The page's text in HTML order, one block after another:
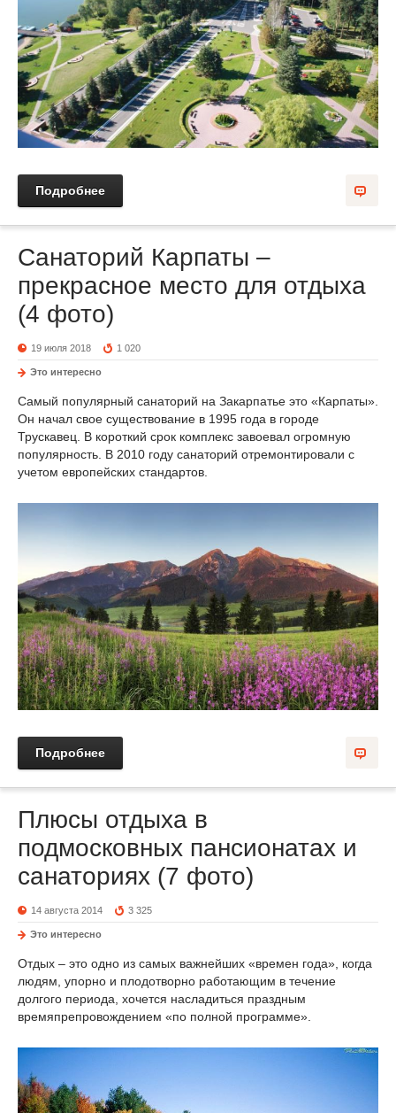
Подробнее
Санаторий Карпаты –
прекрасное место для отдыха
(4 фото)
19 июля 2018 1 020
Это интересно
Самый популярный санаторий на Закарпатье это «Карпаты».
Он начал свое существование в 1995 года в городе
Трускавец. В короткий срок комплекс завоевал огромную
популярность. В 2010 году санаторий отремонтировали с
учетом европейских стандартов.
Подробнее
Плюсы отдыха в
подмосковных пансионатах и
санаториях (7 фото)
14 августа 2014 3 325
Это интересно
Отдых – это одно из самых важнейших «времен года», когда
людям, упорно и плодотворно работающим в течение
долгого периода, хочется насладиться праздным
времяпрепровождением «по полной программе».